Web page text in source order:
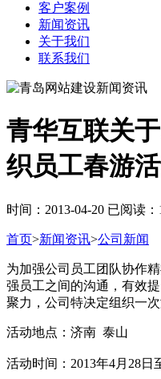
客户案例
新闻资讯
关于我们
联系我们
青华互联关
织员工春游
时间：2013-04-20 已阅读：
首页>新闻资讯>公司新闻
为加强公司员工团队协作
强员工之间的沟通，有效
聚力，公司特决定组织一
活动地点：济南 泰山
活动时间：2013年4月28